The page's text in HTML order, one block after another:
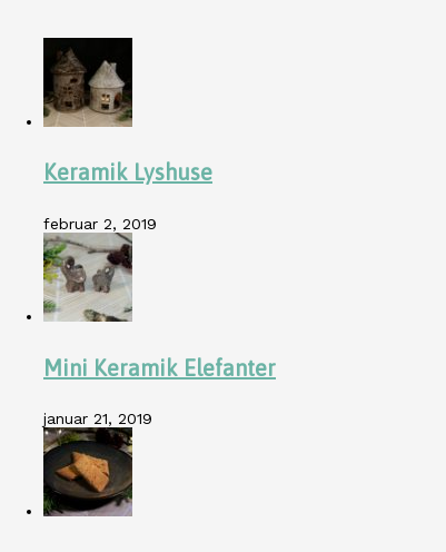
Keramik Lyshuse
februar 2, 2019
Mini Keramik Elefanter
januar 21, 2019